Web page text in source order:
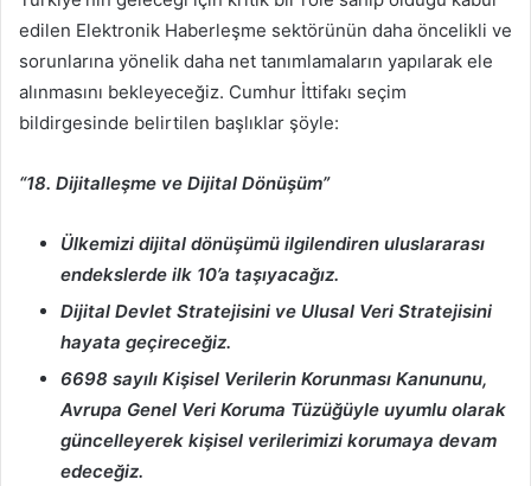
edilen Elektronik Haberleşme sektörünün daha öncelikli ve
sorunlarına yönelik daha net tanımlamaların yapılarak ele
alınmasını bekleyeceğiz. Cumhur İttifakı seçim
bildirgesinde belirtilen başlıklar şöyle:
“18. Dijitalleşme ve Dijital Dönüşüm”
Ülkemizi dijital dönüşümü ilgilendiren uluslararası
endekslerde ilk 10’a taşıyacağız.
Dijital Devlet Stratejisini ve Ulusal Veri Stratejisini
hayata geçireceğiz.
6698 sayılı Kişisel Verilerin Korunması Kanununu,
Avrupa Genel Veri Koruma Tüzüğüyle uyumlu olarak
güncelleyerek kişisel verilerimizi korumaya devam
edeceğiz.